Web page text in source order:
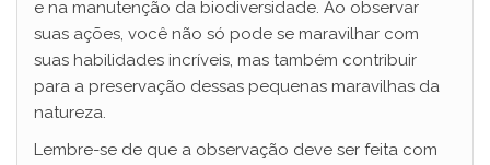
e na manutenção da biodiversidade. Ao observar
suas ações, você não só pode se maravilhar com
suas habilidades incríveis, mas também contribuir
para a preservação dessas pequenas maravilhas da
natureza.
Lembre-se de que a observação deve ser feita com